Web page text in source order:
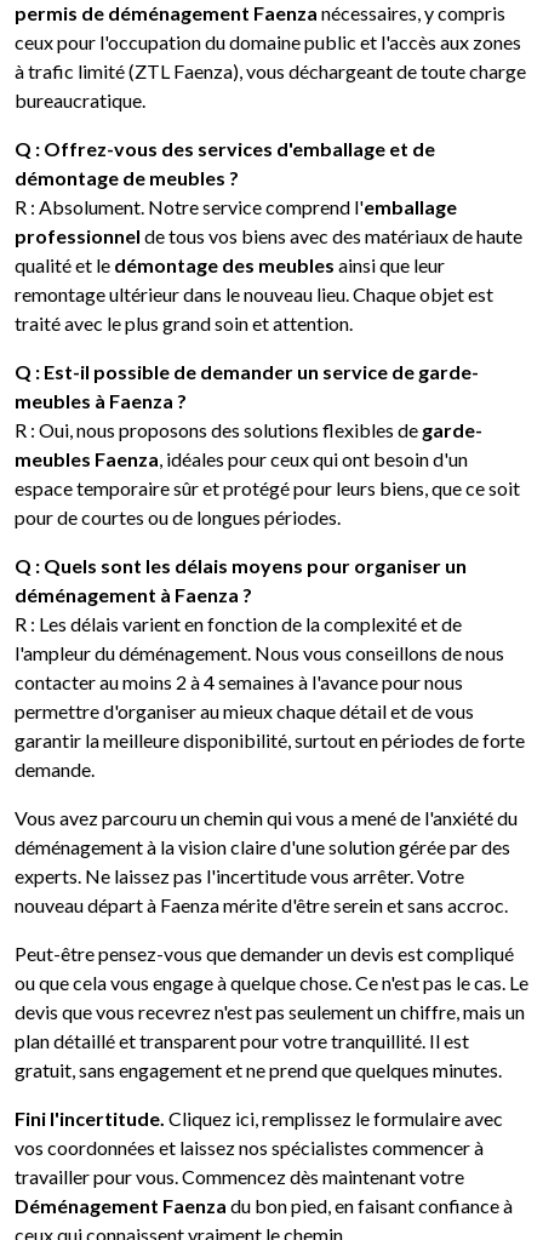
permis de déménagement Faenza nécessaires, y compris
ceux pour l'occupation du domaine public et l'accès aux zones
à trafic limité (ZTL Faenza), vous déchargeant de toute charge
bureaucratique.
Q : Offrez-vous des services d'emballage et de
démontage de meubles ?
R : Absolument. Notre service comprend l'emballage
professionnel de tous vos biens avec des matériaux de haute
qualité et le démontage des meubles ainsi que leur
remontage ultérieur dans le nouveau lieu. Chaque objet est
traité avec le plus grand soin et attention.
Q : Est-il possible de demander un service de garde-
meubles à Faenza ?
R : Oui, nous proposons des solutions flexibles de garde-
meubles Faenza, idéales pour ceux qui ont besoin d'un
espace temporaire sûr et protégé pour leurs biens, que ce soit
pour de courtes ou de longues périodes.
Q : Quels sont les délais moyens pour organiser un
déménagement à Faenza ?
R : Les délais varient en fonction de la complexité et de
l'ampleur du déménagement. Nous vous conseillons de nous
contacter au moins 2 à 4 semaines à l'avance pour nous
permettre d'organiser au mieux chaque détail et de vous
garantir la meilleure disponibilité, surtout en périodes de forte
demande.
Vous avez parcouru un chemin qui vous a mené de l'anxiété du
déménagement à la vision claire d'une solution gérée par des
experts. Ne laissez pas l'incertitude vous arrêter. Votre
nouveau départ à Faenza mérite d'être serein et sans accroc.
Peut-être pensez-vous que demander un devis est compliqué
ou que cela vous engage à quelque chose. Ce n'est pas le cas. Le
devis que vous recevrez n'est pas seulement un chiffre, mais un
plan détaillé et transparent pour votre tranquillité. Il est
gratuit, sans engagement et ne prend que quelques minutes.
Fini l'incertitude. Cliquez ici, remplissez le formulaire avec
vos coordonnées et laissez nos spécialistes commencer à
travailler pour vous. Commencez dès maintenant votre
Déménagement Faenza du bon pied, en faisant confiance à
ceux qui connaissent vraiment le chemin.